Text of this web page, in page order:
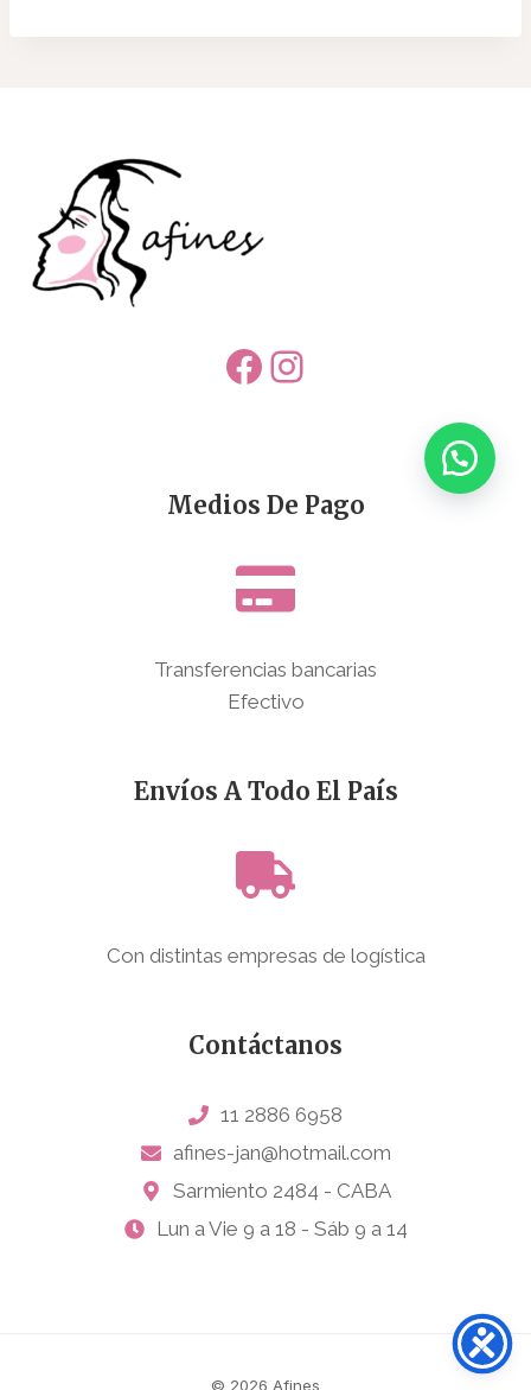
Facebook
Instagram
Medios De Pago
Transferencias bancarias
Efectivo
Envíos A Todo El País
Con distintas empresas de logística
Contáctanos
11 2886 6958
afines-jan@hotmail.com
Sarmiento 2484 - CABA
Lun a Vie 9 a 18 - Sáb 9 a 14
© 2026 Afines